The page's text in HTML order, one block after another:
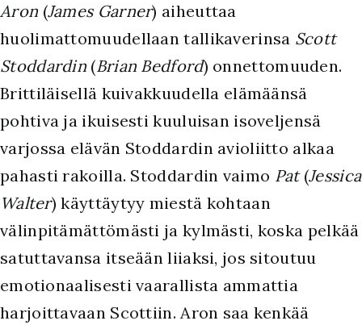
Aron (James Garner) aiheuttaa
huolimattomuudellaan tallikaverinsa Scott
Stoddardin (Brian Bedford) onnettomuuden.
Brittiläisellä kuivakkuudella elämäänsä
pohtiva ja ikuisesti kuuluisan isoveljensä
varjossa elävän Stoddardin avioliitto alkaa
pahasti rakoilla. Stoddardin vaimo Pat(Jessica
Walter) käyttäytyy miestä kohtaan
välinpitämättömästi ja kylmästi, koska pelkää
satuttavansa itseään liiaksi, jos sitoutuu
emotionaalisesti vaarallista ammattia
harjoittavaan Scottiin. Aron saa kenkää